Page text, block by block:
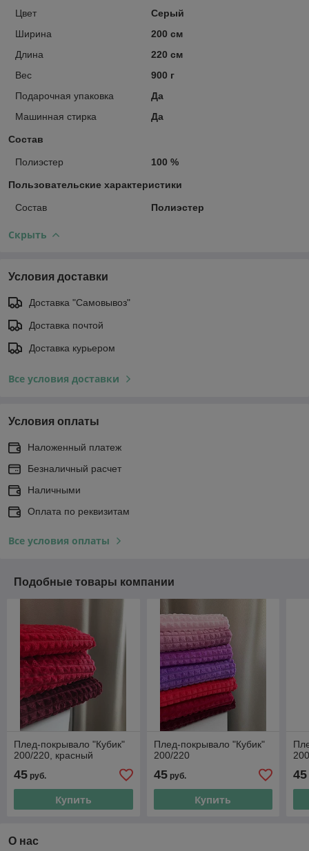
Цвет
Серый
Ширина
200 см
Длина
220 см
Вес
900 г
Подарочная упаковка
Да
Машинная стирка
Да
Состав
Полиэстер 100 %
Пользовательские характеристики
Состав Полиэстер
Скрыть
Условия доставки
Доставка "Самовывоз"
Доставка почтой
Доставка курьером
Все условия доставки
Условия оплаты
Наложенный платеж
Безналичный расчет
Наличными
Оплата по реквизитам
Все условия оплаты
Подобные товары компании
Плед-покрывало "Кубик"
200/220, красный
45 руб.
Купить
Плед-покрывало "Кубик"
200/220
45руб.
Купить
45
О нас